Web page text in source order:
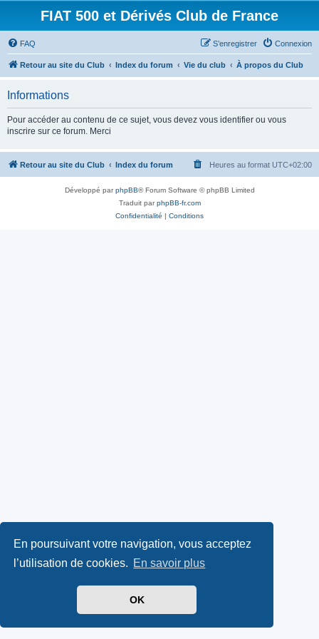
En poursuivant votre navigation, vous acceptez
l’utilisation de cookies. En savoir plus
OK
FIAT 500 et Dérivés Club de France
FAQ Connexion
S’enregistrer
Retour au site du Club Index du forum Vie du club À propos du Club
Informations
Pour accéder au contenu de ce sujet, vous devez vous identifier ou vous
inscrire sur ce forum. Merci
Retour au site du Club Index du forum Heures au format UTC+02:00
Développé parphpBB® Forum Software © phpBB Limited
Traduit parphpBB-fr.com
Confidentialité | Conditions